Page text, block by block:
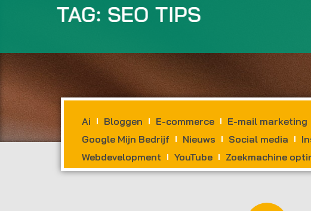
TAG: SEO TIPS
Ai Bloggen E-commerce E-mail marketing
Google Mijn Bedrijf
Nieuws Social media
Webdevelopment
YouTube Zoekmachine